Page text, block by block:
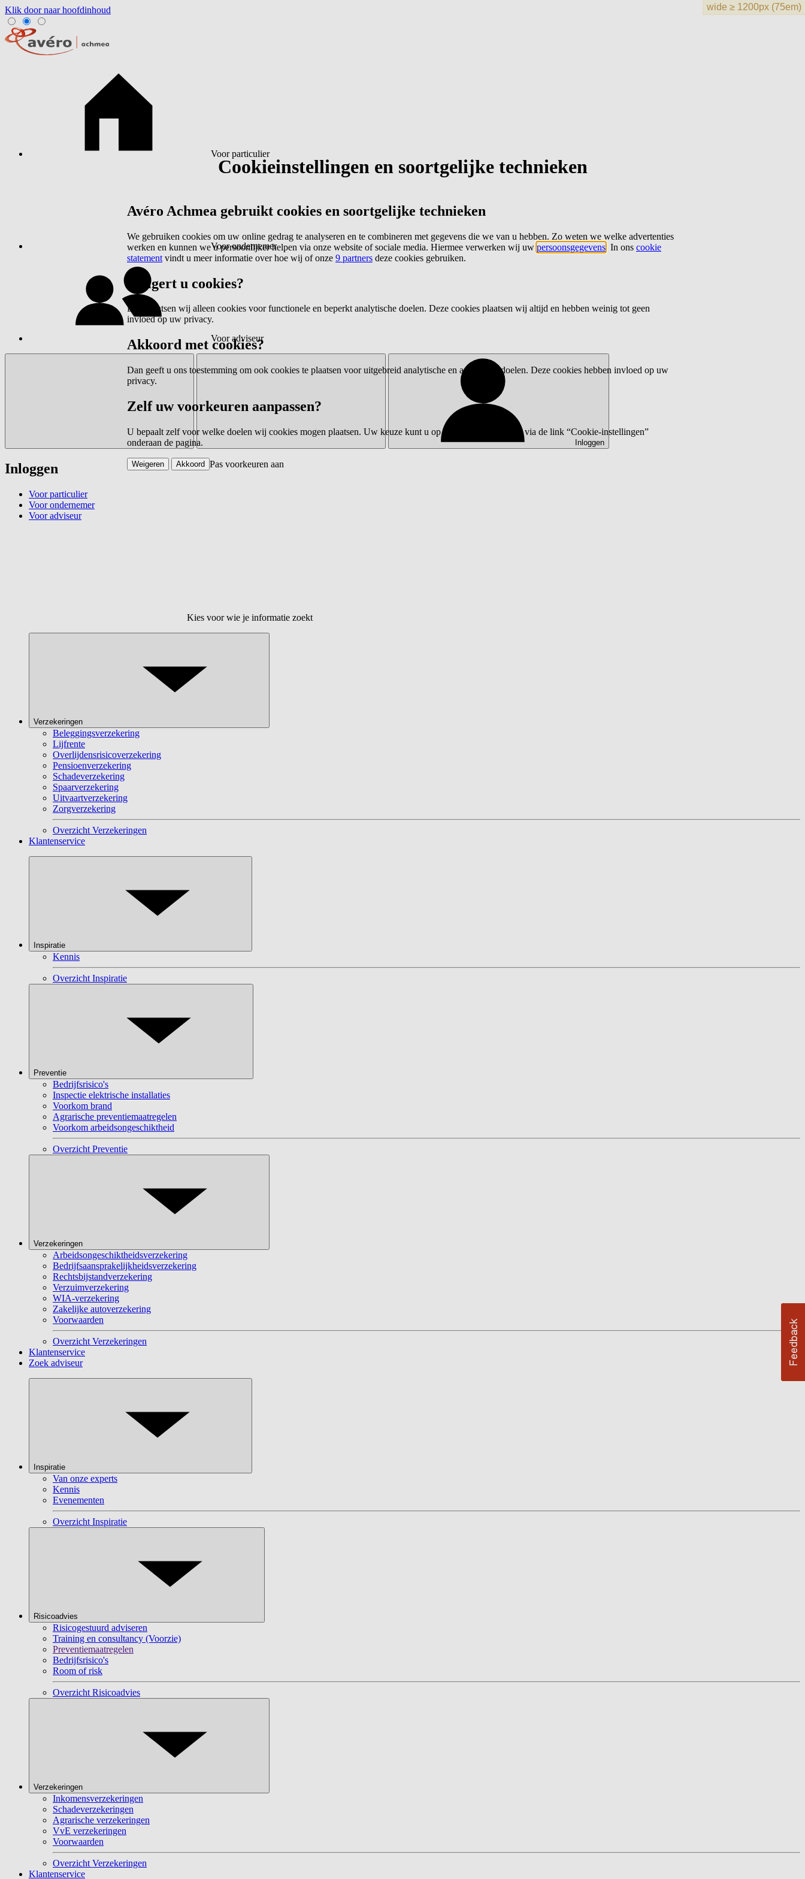
Klik door naar hoofdinhoud
Voor particulier
Voor ondernemer
Voor adviseur
Inloggen
Inloggen
Voor particulier
Voor ondernemer
Voor adviseur
Kies voor wie je informatie zoekt
Verzekeringen
Beleggingsverzekering
Lijfrente
Overlijdensrisicoverzekering
Pensioenverzekering
Schadeverzekering
Spaarverzekering
Uitvaartverzekering
Zorgverzekering
Overzicht Verzekeringen
Klantenservice
Inspiratie
Kennis
Overzicht Inspiratie
Preventie
Bedrijfsrisico's
Inspectie elektrische installaties
Voorkom brand
Agrarische preventiemaatregelen
Voorkom arbeidsongeschiktheid
Overzicht Preventie
Verzekeringen
Arbeidsongeschiktheidsverzekering
Bedrijfsaansprakelijkheidsverzekering
Rechtsbijstandverzekering
Verzuimverzekering
WIA-verzekering
Zakelijke autoverzekering
Voorwaarden
Overzicht Verzekeringen
Klantenservice
Zoek adviseur
Inspiratie
Van onze experts
Kennis
Evenementen
Overzicht Inspiratie
Risicoadvies
Risicogestuurd adviseren
Training en consultancy (Voorzie)
Preventiemaatregelen
Bedrijfsrisico's
Room of risk
Overzicht Risicoadvies
Verzekeringen
Inkomensverzekeringen
Schadeverzekeringen
Agrarische verzekeringen
VvE verzekeringen
Voorwaarden
Overzicht Verzekeringen
Klantenservice
Cookieinstellingen en soortgelijke technieken
Avéro Achmea gebruikt cookies en soortgelijke technieken
We gebruiken cookies om uw online gedrag te analyseren en te combineren met gegevens die we van u hebben. Zo weten we welke advertenties
werken en kunnen we u persoonlijker helpen via onze website of sociale media. Hiermee verwerken wij uw persoonsgegevens . In ons cookie
statement vindt u meer informatie over hoe wij of onze 9 partners deze cookies gebruiken.
Weigert u cookies?
Dan plaatsen wij alleen cookies voor functionele en beperkt analytische doelen. Deze cookies plaatsen wij altijd en hebben weinig tot geen
invloed op uw privacy.
Akkoord met cookies?
Dan geeft u ons toestemming om ook cookies te plaatsen voor uitgebreid analytische en advertentiedoelen. Deze cookies hebben invloed op uw
privacy.
Zelf uw voorkeuren aanpassen?
U bepaalt zelf voor welke doelen wij cookies mogen plaatsen. Uw keuze kunt u op elk moment wijzigen via de link “Cookie-instellingen”
onderaan de pagina.
Pas voorkeuren aan
Weigeren Akkoord